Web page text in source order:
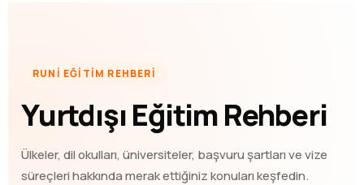
RUNİ EĞİTİM REHBERİ
Yurtdışı Eğitim Rehberi
Ülkeler, dil okulları, üniversiteler, başvuru şartları ve vize
süreçleri hakkında merak ettiğiniz konuları keşfedin.